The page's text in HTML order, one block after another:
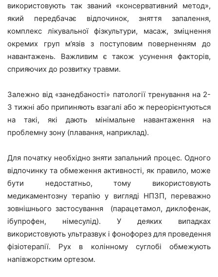
використовують так званий «консервативний метод»,
який передбачає відпочинок, зняття запалення,
комплекс лікувальної фізкультури, масаж, зміцнення
окремих груп м’язів з поступовим поверненням до
навантажень. Важливим є також усунення факторів,
сприяючих до розвитку травми.
Залежно від «занедбаності» патології тренування на 2-
3 тижні або припиняють взагалі або ж переорієнтуються
на такі, які дають мінімальне навантаження на
проблемну зону (плавання, наприклад).
Для початку необхідно зняти запальний процес. Одного
відпочинку та обмеження активності, як правило, може
бути недостатньо, тому використовують
медикаментозну терапію у вигляді НПЗП, переважно
зовнішнього застосування (парацетамол, диклофенак,
ібупрофен, німесулід). У деяких випадках
використовують ультразвук і фонофорез для проведення
фізіотерапії. Рух в колінному суглобі обмежують
напівжорстким ортезом.